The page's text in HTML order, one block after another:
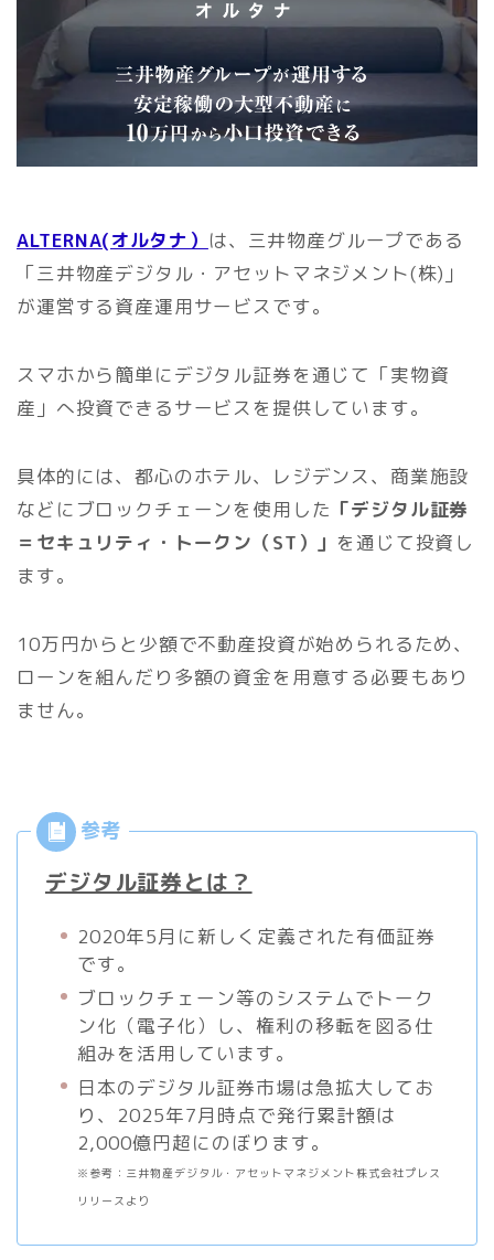
ALTERNA(オルタナ） は、三井物産グループである
「三井物産デジタル・アセットマネジメント(株)」
が運営する資産運用サービスです。
スマホから簡単にデジタル証券を通じて「実物資
産」へ投資できるサービスを提供しています。
具体的には、都心のホテル、レジデンス、商業施設
などにブロックチェーンを使用した 「デジタル証券
＝セキュリティ・トークン（ST）」 を通じて投資し
ます。
10万円からと少額で不動産投資が始められるため、
ローンを組んだり多額の資金を用意する必要もあり
ません。
デジタル証券とは？
2020年5月に新しく定義された有価証券
です。
ブロックチェーン等のシステムでトーク
ン化（電子化）し、権利の移転を図る仕
組みを活用しています。
日本のデジタル証券市場は急拡大してお
り、2025年7月時点で発行累計額は
2,000億円超にのぼります。
※参考：三井物産デジタル・アセットマネジメント株式会社プレス
リリースより